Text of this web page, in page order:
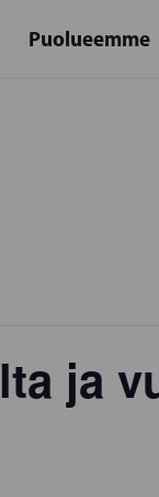
Puolueemme
ja